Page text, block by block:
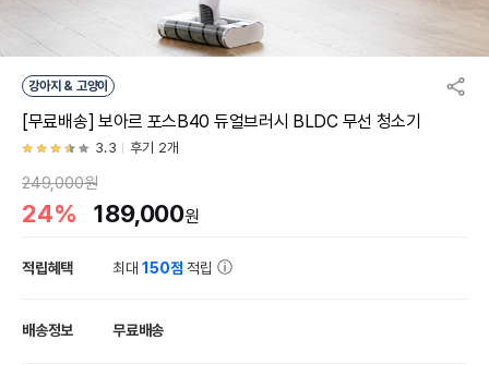
강아지 & 고양이
[무료배송] 보아르 포스B40 듀얼브러시 BLDC 무선 청소기
3.3 후기 2개
249,000원
24% 189,000원
적립혜택 최대150점 적립
배송정보 무료배송